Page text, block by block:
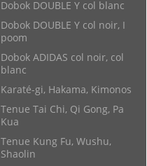
Dobok DOUBLE Y col blanc
Dobok DOUBLE Y col noir, I
poom
Dobok ADIDAS col noir, col
blanc
Karaté-gi, Hakama, Kimonos
Tenue Tai Chi, Qi Gong, Pa
Kua
Tenue Kung Fu, Wushu,
Shaolin